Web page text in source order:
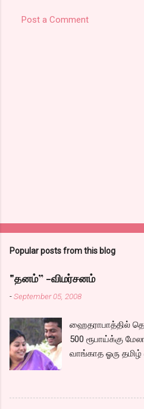
Post a Comment
Popular posts from this blog
"தனம்” -விமர்சனம்
-September 05, 2008
ஹைதராபாத்தில்
500 ரூபாய்க்கு
வாங்காத ஓரு
அமைந்தது? என்ற